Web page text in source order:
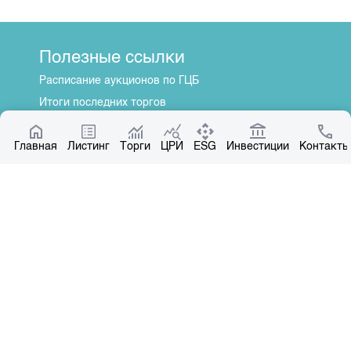
Главная Листинг Торги ЦРИ ESG Инвестиции Контакты
Полезные ссылки
Расписание аукционов по ГЦБ
Итоги последних торгов
Котировки по ЦБ
Центр раскрытия информации